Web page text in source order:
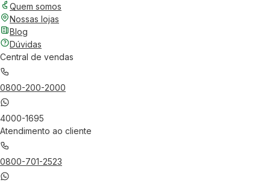
Quem somos
Nossas lojas
Blog
Dúvidas
Central de vendas
0800-200-2000
4000-1695
Atendimento ao cliente
0800-701-2523